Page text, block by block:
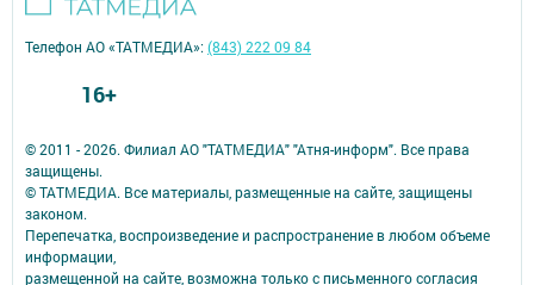
© 2011 - 2026. Филиал АО "ТАТМЕДИА" "Атня-информ". Все права
защищены.
© ТАТМЕДИА. Все материалы, размещенные на сайте, защищены
законом.
Перепечатка, воспроизведение и распространение в любом объеме
информации,
размещенной на сайте, возможна только с письменного согласия
Телефон АО «ТАТМЕДИА»:(843) 222 09 84
16+